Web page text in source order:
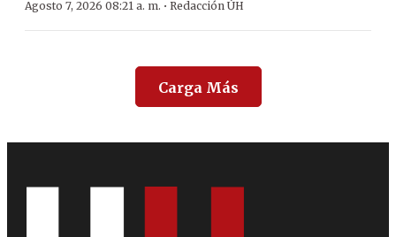
Agosto 7, 2026 08:21 a. m. · Redacción ÚH
Carga Más